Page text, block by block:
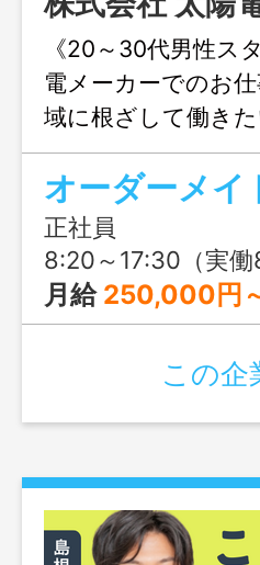
《20～30代男性ス
電メーカーでのお
域に根ざして働き
製作を通して地元
正社員
8:20～17:30（実働
月給 250,000円～
この企